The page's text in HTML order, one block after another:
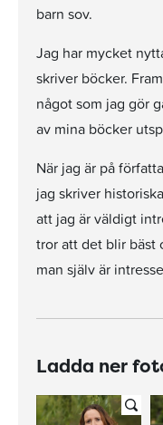
barn sov.
Jag har mycket
skriver böcker.
något som jag gör
av mina böcker
När jag är på
jag skriver
att jag är väldigt
tror att det blir bäst
man själv är
Ladda ner